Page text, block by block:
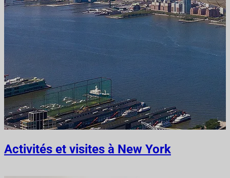
Activités et visites à New York